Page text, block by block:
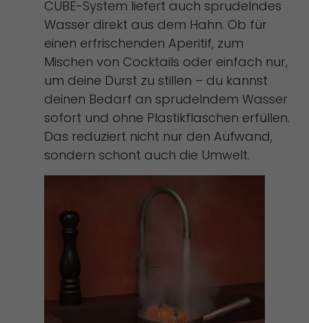
CUBE-System liefert auch sprudelndes
Wasser direkt aus dem Hahn. Ob für
einen erfrischenden Aperitif, zum
Mischen von Cocktails oder einfach nur,
um deine Durst zu stillen – du kannst
deinen Bedarf an sprudelndem Wasser
sofort und ohne Plastikflaschen erfüllen.
Das reduziert nicht nur den Aufwand,
sondern schont auch die Umwelt.